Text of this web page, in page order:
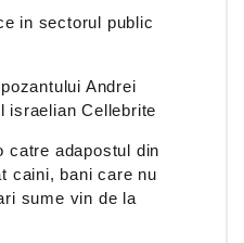
in sectorul public
Andrei
israelian Cellebrite
catre adapostul din
caini, bani care nu
sume vin de la